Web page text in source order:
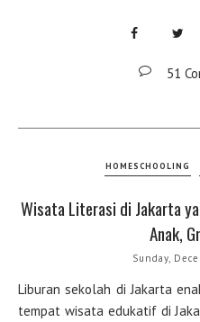
51
HOMESCHOOLING
Wisata Literasi di Jakarta
Anak,
Sunday,
Liburan sekolah di Jakarta
tempat wisata edukatif di